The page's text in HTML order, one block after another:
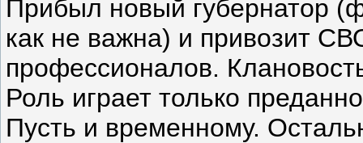
Прибыл новый губернатор
как не важна) и привозит
профессионалов.
Роль играет только
Пусть и временному.